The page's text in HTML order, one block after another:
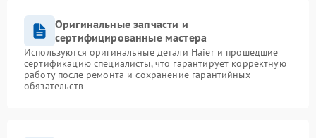
Оригинальные запчасти и
сертифицированные мастера
Используются оригинальные детали Haier и прошедшие
сертификацию специалисты, что гарантирует корректную
работу после ремонта и сохранение гарантийных
обязательств